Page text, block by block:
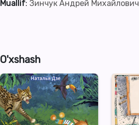
Muallif: Зинчук Андрей Михайлович
O'xshash